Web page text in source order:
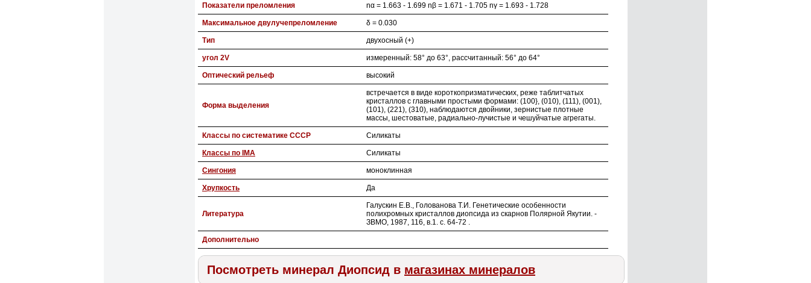
Показатели преломления nα = 1.663 - 1.699 nβ = 1.671 - 1.705 nγ = 1.693 - 1.728
Максимальное двулучепреломление δ = 0.030
Тип двухосный (+)
угол 2V измеренный: 58° до 63°, рассчитанный: 56° до 64°
Оптический рельеф высокий
Форма выделения
встречается в виде короткопризматических, реже таблитчатых
кристаллов с главными простыми формами: (100}, (010), (111), (001),
(101), (221), (310), наблюдаются двойники, зернистые плотные
массы, шестоватые, радиально-лучистые и чешуйчатые агрегаты.
Классы по систематике СССР Силикаты
Классы по IMA Силикаты
Сингония моноклинная
Хрупкость Да
Литература
Галускин Е.В., Голованова Т.И. Генетические особенности
полихромных кристаллов диопсида из скарнов Полярной Якутии. -
ЗВМО, 1987, 116, в.1. с. 64-72 .
Дополнительно
Посмотреть минерал Диопсид в магазинах минералов